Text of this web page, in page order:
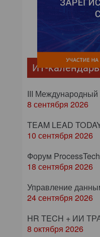
ИТ-календарь
III Международный
8 сентября 2026
TEAM LEAD
10 сентября 2026
Форум ProcessTech
18 сентября 2026
Управление
24 сентября 2026
HR TECH + ИИ
8 октября 2026